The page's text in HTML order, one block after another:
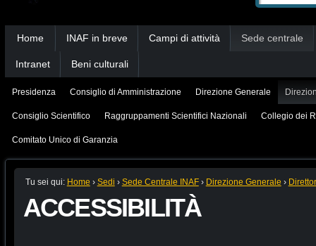
Home INAF in breve Campi di attività Sede centrale
Intranet Beni culturali
Presidenza Consiglio di Amministrazione Direzione Generale
Consiglio Scientifico Raggruppamenti Scientifici Nazionali Collegio dei
Comitato Unico di Garanzia
Tu sei qui: Home › Sedi › Sede Centrale INAF › Direzione Generale ›
ACCESSIBILITÀ